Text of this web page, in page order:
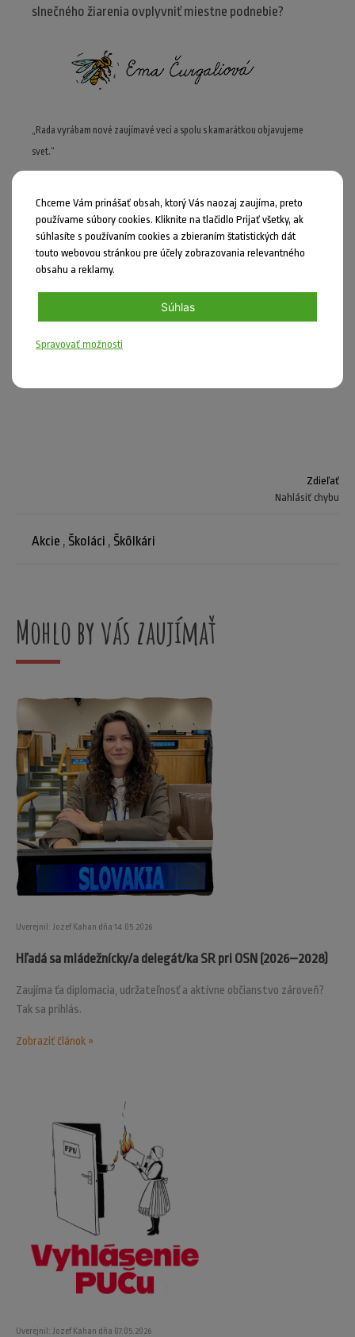
slnečného žiarenia ovplyvniť miestne podnebie?
„Rada vyrábam nové zaujímavé veci a spolu s kamarátkou objavujeme
svet.“
Ktoré z daných tvrdení nevyplýva z textu?
Z celkového príjmu energie zo Slnka sa 70
percent odráža od povrchu Zeme, čo
spôsobuje skleníkový efekt.
Počasie vzniká vďaka energii Slnka.
Zdieľať
Nahlásiť chybu
Akcie , Školáci , Škôlkári
Mohlo by vás zaujímať
Uverejnil: Jozef Kahan dňa 14.05.2026
Hľadá sa mládežnícky/a delegát/ka SR pri OSN (2026–2028)
Zaujíma ťa diplomacia, udržateľnosť a aktívne občianstvo zároveň?
Tak sa prihlás.
Zobraziť článok »
Uverejnil: Jozef Kahan dňa 07.05.2026
Chceme Vám prinášať obsah, ktorý Vás naozaj zaujíma, preto
používame súbory cookies. Kliknite na tlačidlo Prijať všetky, ak
súhlasíte s používaním cookies a zbieraním štatistických dát
touto webovou stránkou pre účely zobrazovania relevantného
obsahu a reklamy.
Súhlas
Spravovať možnosti